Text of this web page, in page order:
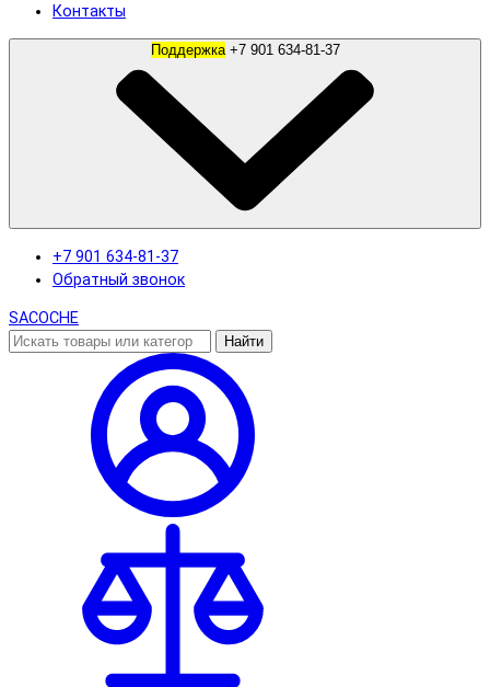
Контакты
Поддержка +7 901 634-81-37
+7 901 634-81-37
Обратный звонок
SACOCHE
Найти